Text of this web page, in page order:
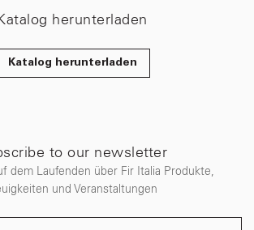
herunterladen
Katalog herunterladen
to our newsletter
dem Laufenden über Fir Italia Produkte,
und Veranstaltungen